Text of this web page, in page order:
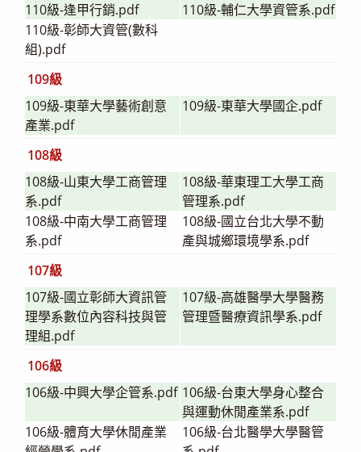
110級-逢甲行銷.pdf
110級-輔仁大學資管系.pdf
110級-彰師大資管(數科
組).pdf
109級
109級-東華大學藝術創意
產業.pdf
109級-東華大學國企.pdf
108級
108級-山東大學工商管理
系.pdf
108級-華東理工大學工商
管理系.pdf
108級-中南大學工商管理
系.pdf
108級-國立台北大學不動
產與城鄉環境學系.pdf
107級
107級-國立彰師大資訊管
理學系數位內容科技與管
理組.pdf
107級-高雄醫學大學醫務
管理暨醫療資訊學系.pdf
106級
106級-中興大學企管系.pdf 106級-台東大學身心整合
與運動休閒產業系.pdf
106級-體育大學休閒產業
106級-台北醫學大學醫管